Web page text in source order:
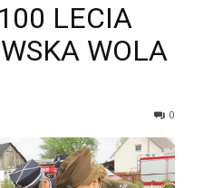
LECIA
WOLA
0